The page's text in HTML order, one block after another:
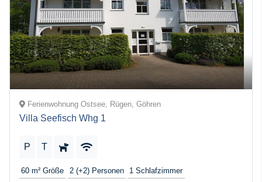
Ferienwohnung Ostsee, Rügen, Göhren
Villa Seefisch Whg 1
P T
60 m² Größe 2 (+2) Personen 1 Schlafzimmer